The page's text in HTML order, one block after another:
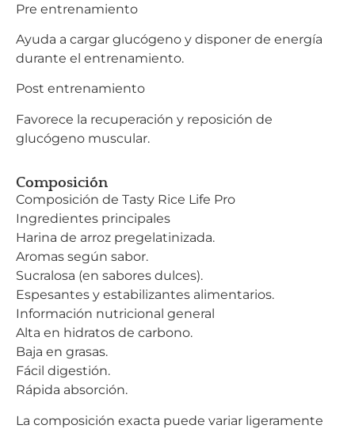
Pre entrenamiento
Ayuda a cargar glucógeno y disponer de energía
durante el entrenamiento.
Post entrenamiento
Favorece la recuperación y reposición de
glucógeno muscular.
Composición
Composición de Tasty Rice Life Pro
Ingredientes principales
Harina de arroz pregelatinizada.
Aromas según sabor.
Sucralosa (en sabores dulces).
Espesantes y estabilizantes alimentarios.
Información nutricional general
Alta en hidratos de carbono.
Baja en grasas.
Fácil digestión.
Rápida absorción.
La composición exacta puede variar ligeramente